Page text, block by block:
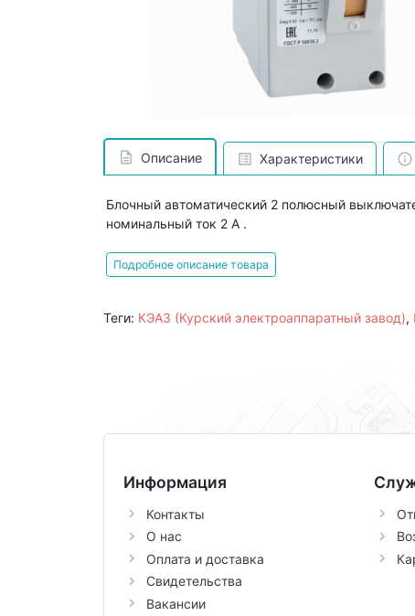
Описание Характеристики
Блочный автоматический 2 полюсный
номинальный ток 2 А .
Подробное описание товара
Теги: КЭАЗ (Курский электроаппаратный завод),
Информация
Контакты
О нас
Оплата и доставка
Свидетельства
Вакансии